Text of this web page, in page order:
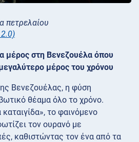
πετρελαίου
2.0)
μέρος στη Βενεζουέλα όπου
μέρος του χρόνου
Βενεζουέλας, η φύση
θέαμα όλο το χρόνο.
το φαινόμενο
τον ουρανό με
καθιστώντας τον ένα από τα